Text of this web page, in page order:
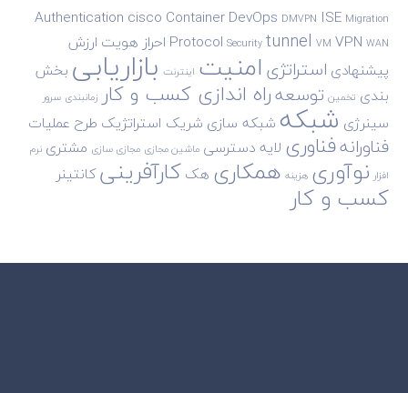
Authentication cisco ContainerDevOps DMVPN ISE Migration
Protocol Security tunnel VM VPN WAN احراز هویت ارزش
پیشنهادی استراتژی امنیت اینترنت بازاریابی بخش
بندی تخمین توسعهراه اندازی کسب و کار زمانبندی سرور
سینرژی شبکه شبکه سازی شریک استراتژیک طرح عملیات
فناورانهفناوری لایه دسترسی ماشین مجازی مجازی سازی مشتری نرم
افزار نوآوری هزینه همکاری هککارآفرینیکانتینر
کسب و کار